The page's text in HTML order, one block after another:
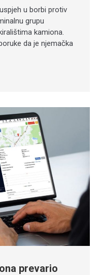
u borbi protiv
grupu
kamiona.
da je njemačka
prevario